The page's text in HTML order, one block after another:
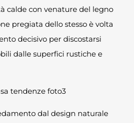
calde con venature del legno
pregiata dello stesso è volta
decisivo per discostarsi
dalle superfici rustiche e
dal design naturale